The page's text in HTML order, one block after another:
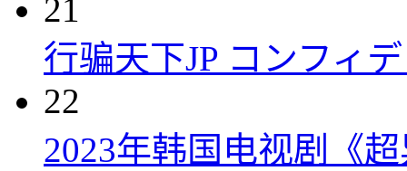
21
行骗天下JP コンフィ
22
2023年韩国电视剧《